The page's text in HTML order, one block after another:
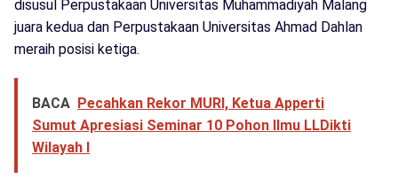
disusul Perpustakaan Universitas Muhammadiyah Malang
juara kedua dan Perpustakaan Universitas Ahmad Dahlan
meraih posisi ketiga.
BACA Pecahkan Rekor MURI, Ketua Apperti
Sumut Apresiasi Seminar 10 Pohon Ilmu LLDikti
Wilayah I